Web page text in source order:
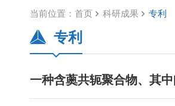
当前位置： 首页 科研成果 专利
专利
一种含薁共轭聚合物、其